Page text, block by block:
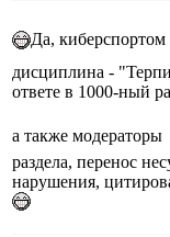
Да, киберспортом
дисциплина -
ответе в 1000-ный
а также модераторы
раздела, перенос
нарушения,